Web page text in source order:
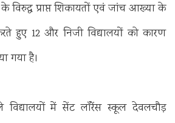
के विरुद्ध प्राप्त शिकायतों एवं जांच आख्या के
हुए 12 और निजी विद्यालयों को कारण
गया है।
विद्यालयों में सेंट लॉरेंस स्कूल देवलचौड़